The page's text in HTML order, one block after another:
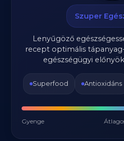
Szuper
Lenyűgöző
recept optimális
egészségügyi
Superfood Antioxidáns
Gyenge